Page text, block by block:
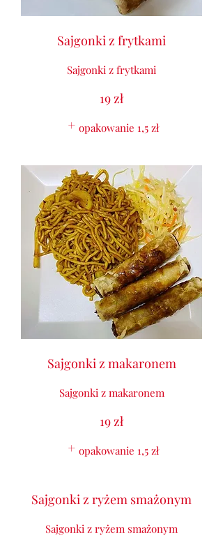
Sajgonki z frytkami
Sajgonki z frytkami
19 zł
opakowanie 1,5 zł
Sajgonki z makaronem
Sajgonki z makaronem
19 zł
opakowanie 1,5 zł
Sajgonki z ryżem smażonym
Sajgonki z ryżem smażonym